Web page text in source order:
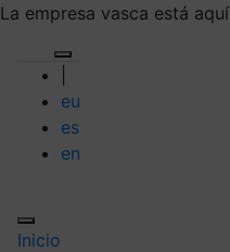
La empresa vasca está aquí
eu
es
en
Inicio